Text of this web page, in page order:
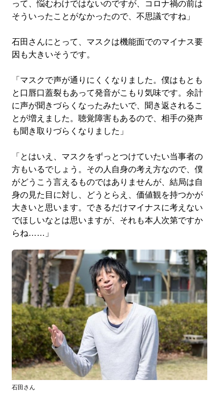
って、悩むわけではないのですが、コロナ禍の前は
そういったことがなかったので、不思議ですね」
石田さんにとって、マスクは機能面でのマイナス要
因も大きいそうです。
「マスクで声が通りにくくなりました。僕はもとも
と口唇口蓋裂もあって発音がこもり気味です。余計
に声が聞きづらくなったみたいで、聞き返されるこ
とが増えました。聴覚障害もあるので、相手の発声
も聞き取りづらくなりました」
「とはいえ、マスクをずっとつけていたい当事者の
方もいるでしょう。その人自身の考え方なので、僕
がどうこう言えるものではありませんが、結局は自
身の見た目に対し、どうとらえ、価値観を持つかが
大きいと思います。できるだけマイナスに考えない
でほしいなとは思いますが、それも本人次第ですか
らね……」
石田さん